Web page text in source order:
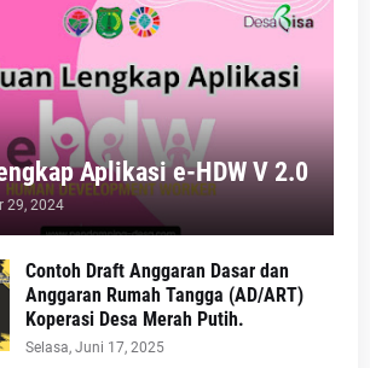
Aplikasi e-HDW V 2.0
29, 2024
Contoh Draft Anggaran Dasar dan
Anggaran Rumah Tangga (AD/ART)
Koperasi Desa Merah Putih.
Selasa, Juni 17, 2025